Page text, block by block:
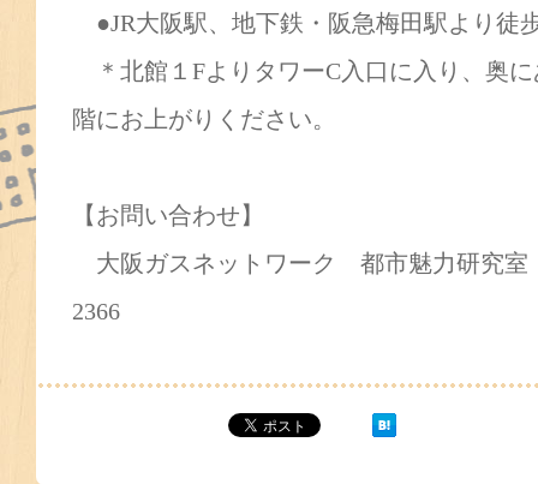
●JR大阪駅、地下鉄・阪急梅田駅より徒
＊北館１FよりタワーC入口に入り、奥
階にお上がりください。
【お問い合わせ】
大阪ガスネットワーク 都市魅力研究室
2366